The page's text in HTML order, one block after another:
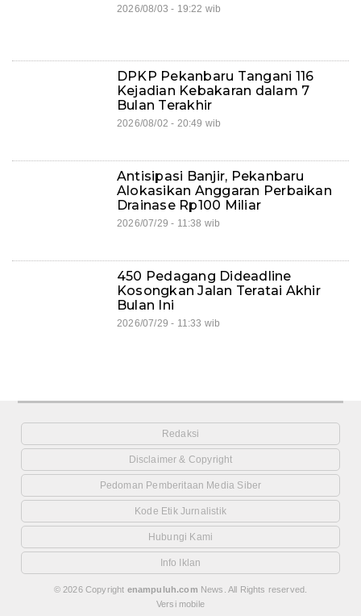
2026/08/03 - 19:22 wib
DPKP Pekanbaru Tangani 116
Kejadian Kebakaran dalam 7
Bulan Terakhir
2026/08/02 - 20:49 wib
Antisipasi Banjir, Pekanbaru
Alokasikan Anggaran Perbaikan
Drainase Rp100 Miliar
2026/07/29 - 11:38 wib
450 Pedagang Dideadline
Kosongkan Jalan Teratai Akhir
Bulan Ini
2026/07/29 - 11:33 wib
Redaksi
Disclaimer & Copyright
Pedoman Pemberitaan Media Siber
Kode Etik Jurnalistik
Hubungi Kami
Info Iklan
© 2026 Copyright enampuluh.com News. All Rights reserved.
Versi mobile